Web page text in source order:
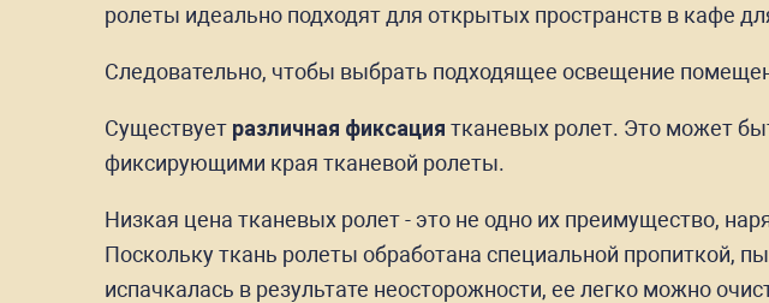
ролеты идеально подходят для открытых пространств в кафе
Следовательно, чтобы выбрать подходящее освещение
Существует различная фиксация тканевых ролет. Это может
фиксирующими края тканевой ролеты.
Низкая цена тканевых ролет - это не одно их преимущество,
Поскольку ткань ролеты обработана специальной пропиткой,
испачкалась в результате неосторожности, ее легко можно